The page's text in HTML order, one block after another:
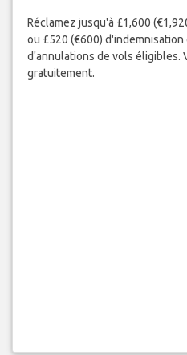
Réclamez jusqu'à £1,600
ou £520 (€600)
d'annulations de vols éligibles.
gratuitement.